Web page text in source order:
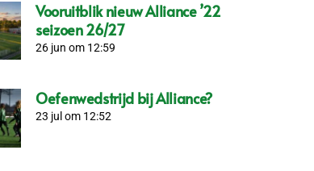
Vooruitblik nieuw Alliance ’22
seizoen 26/27
26 jun om 12:59
Oefenwedstrijd bij Alliance?
23 jul om 12:52